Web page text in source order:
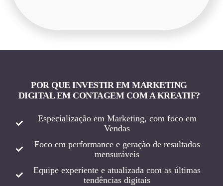
POR QUE INVESTIR EM MARKETING
DIGITAL EM CONTAGEM COM A KREATIF?
Especialização em Marketing, com foco em
Vendas
Foco em performance e geração de resultados
mensuráveis
Equipe experiente e atualizada com as últimas
tendências digitais